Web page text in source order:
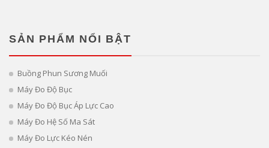
SẢN PHẨM NỔI BẬT
Buồng Phun Sương Muối
Máy Đo Độ Bục
Máy Đo Độ Bục Áp Lực Cao
Máy Đo Hệ Số Ma Sát
Máy Đo Lực Kéo Nén